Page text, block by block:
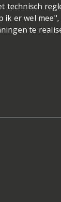
technisch
er wel
te